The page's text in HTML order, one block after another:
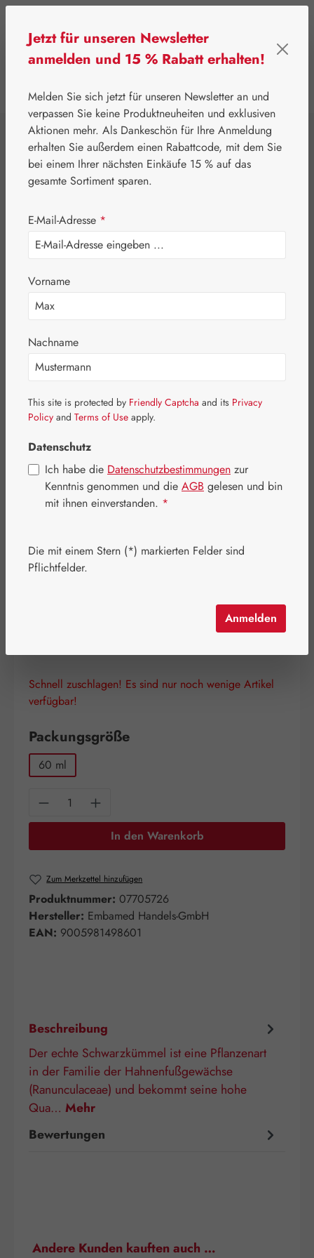
⌂ Handelswaren Embamed®
Schwarzkümmelöl
Embamed® 1
Monats Packung
Bildergalerie überspringen
Schnell zuschlagen! Es sind nur noch wenige Artikel
verfügbar!
Packungsgrößeauswählen
60 ml
Produkt Anzahl: Gib den gewünschten
In den Warenkorb
Zum Merkzettel hinzufügen
Produktnummer: 07705726
Hersteller: Embamed Handels-GmbH
EAN: 9005981498601
Beschreibung
Der echte Schwarzkümmel ist eine Pflanzenart
in der Familie der Hahnenfußgewächse
(Ranunculaceae) und bekommt seine hohe
Qua… Mehr
Bewertungen
Produktgalerie überspringen
Andere Kunden kauften auch …
Jetzt für unseren Newsletter
anmelden und 15 % Rabatt erhalten!
Melden Sie sich jetzt für unseren Newsletter an und
verpassen Sie keine Produktneuheiten und exklusiven
Aktionen mehr. Als Dankeschön für Ihre Anmeldung
erhalten Sie außerdem einen Rabattcode, mit dem Sie
bei einem Ihrer nächsten Einkäufe 15 % auf das
gesamte Sortiment sparen.
E-Mail-Adresse *
Vorname
Nachname
This site is protected by Friendly Captcha and its Privacy
Policy and Terms of Use apply.
Datenschutz
Ich habe die Datenschutzbestimmungen zur
Kenntnis genommen und die AGB gelesen und bin
mit ihnen einverstanden. *
Die mit einem Stern (*) markierten Felder sind
Pflichtfelder.
Anmelden